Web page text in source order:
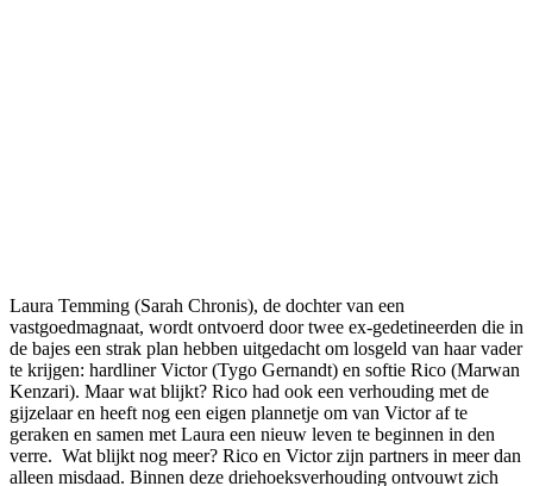
Laura Temming (Sarah Chronis), de dochter van een
vastgoedmagnaat, wordt ontvoerd door twee ex-gedetineerden die in
de bajes een strak plan hebben uitgedacht om losgeld van haar vader
te krijgen: hardliner Victor (Tygo Gernandt) en softie Rico (Marwan
Kenzari). Maar wat blijkt? Rico had ook een verhouding met de
gijzelaar en heeft nog een eigen plannetje om van Victor af te
geraken en samen met Laura een nieuw leven te beginnen in den
verre. Wat blijkt nog meer? Rico en Victor zijn partners in meer dan
alleen misdaad. Binnen deze driehoeksverhouding ontvouwt zich